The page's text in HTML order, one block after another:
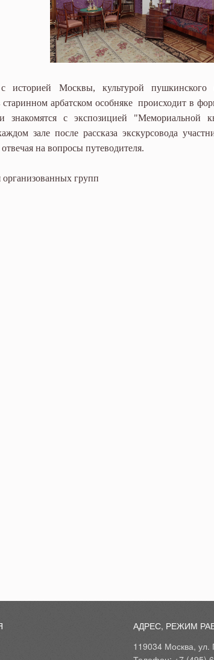
с историей Москвы, культурой пушкинского
арбатском особняке происходит в
знакомятся с экспозицией
зале после рассказа экскурсовода
на вопросы путеводителя.
организованных групп
АДРЕС, РЕЖИМ
119034 Москва, ул.